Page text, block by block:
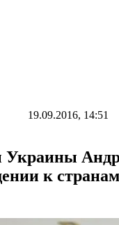
19.09.2016, 14:51
к